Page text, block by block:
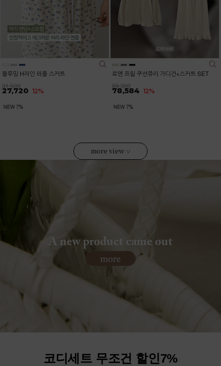
블루밍 H라인 와플 스커트
31,500
27,720 12%
로엔 프릴 쿠션쮸리 가디건+스커트 SET
89,300
78,584 12%
more view ∨
A new product came out
more
코디세트 무조건 할인7%